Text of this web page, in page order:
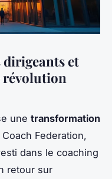
dirigeants et
révolution
une transformation
Federation,
dans le coaching
retour sur